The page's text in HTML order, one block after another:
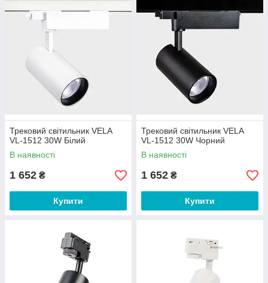
Трековий світильник VELA
VL-1512 30W Білий
В наявності
1 652 ₴
Купити
Трековий світильник VELA
VL-1512 30W Чорний
В наявності
1 652 ₴
Купити